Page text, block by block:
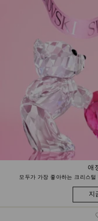
애
모두가 가장 좋아하는 크리스
지